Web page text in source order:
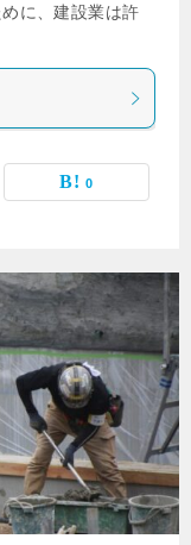
に、建設業は許
0